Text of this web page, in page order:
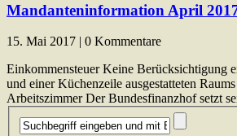
Mandanteninformation April
15. Mai 2017 | 0 Kommentare
Einkommensteuer Keine Berücksichtigung
und einer Küchenzeile ausgestatteten
Arbeitszimmer Der Bundesfinanzhof setzt